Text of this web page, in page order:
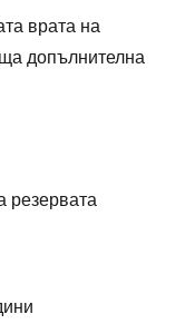
врата на
допълнителна
резервата